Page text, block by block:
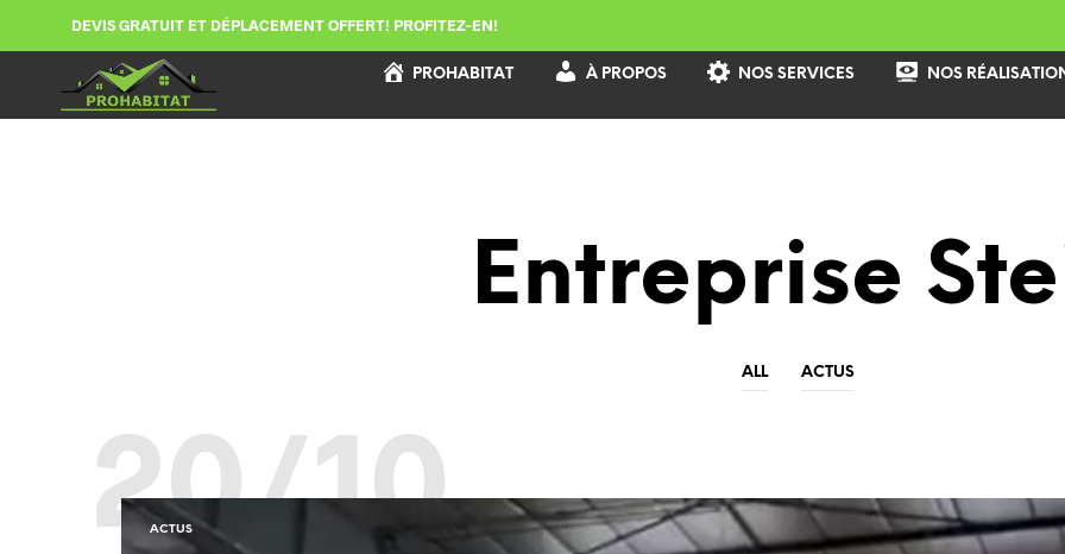
DEVIS GRATUIT ET DÉPLACEMENT OFFERT! PROFITEZ-EN!
PROHABITAT À PROPOS NOS SERVICES NOS
Entreprise
ALL ACTUS
20/10
ACTUS